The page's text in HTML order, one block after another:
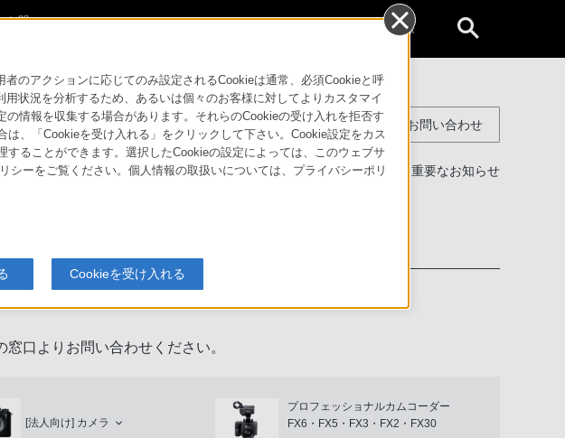
お問
個人のお客様
コンスーマー製品に関するお問い合わせ
製品に関する重要なお知らせ
お問い合わせ
口よりお問い合わせください。
[法人向け] カメラ
プロフェッショナルカムコーダー
FX6・FX5・FX3・FX2・FX30
のアクションに応じてのみ設定されるCookieは通常、必須Cookieと呼
状況を分析するため、あるいは個々のお客様に対してよりカスタマイ
情報を収集する場合があります。それらのCookieの受け入れを拒否す
、「Cookieを受け入れる」をクリックして下さい。Cookie設定をカス
ることができます。選択したCookieの設定によっては、このウェブサ
ーをご覧ください。個人情報の取扱いについては、プライバシーポリ
Cookieを受け入れる